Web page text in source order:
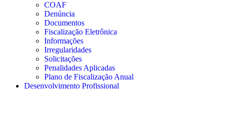
COAF
Denúncia
Documentos
Fiscalização Eletrônica
Informações
Irregularidades
Solicitações
Penalidades Aplicadas
Plano de Fiscalização Anual
Desenvolvimento Profissional